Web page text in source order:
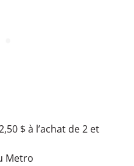
$ à l’achat de 2 et
Metro